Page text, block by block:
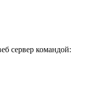
сервер командой: